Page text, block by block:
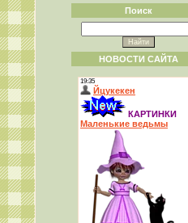
Поиск
НОВОСТИ САЙТА